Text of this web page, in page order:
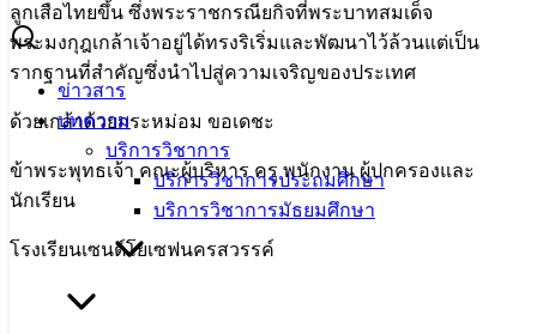
ข่าวสาร
บทความ
บริการวิชาการ
บริการวิชาการประถมศึกษา
บริการวิชาการมัธยมศึกษา
ลูกเสือไทยขึ้น ซึ่งพระราชกรณียกิจที่พระบาทสมเด็จ
พระมงกุฎเกล้าเจ้าอยู่ได้ทรงริเริ่มและพัฒนาไว้ล้วนแต่เป็น
รากฐานที่สำคัญซึ่งนำไปสู่ความเจริญของประเทศ
ด้วยเกล้าด้วยกระหม่อม ขอเดชะ
ข้าพระพุทธเจ้า คณะผู้บริหาร ครู พนักงาน ผู้ปกครองและ
นักเรียน
โรงเรียนเซนต์โยเซฟนครสวรรค์